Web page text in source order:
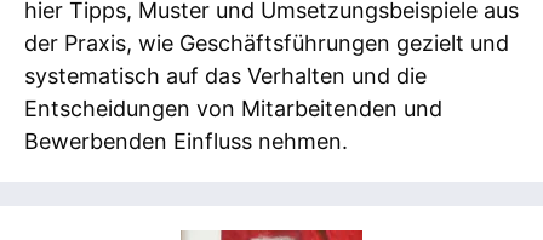
hier Tipps, Muster und Umsetzungsbeispiele aus
der Praxis, wie Geschäftsführungen gezielt und
systematisch auf das Verhalten und die
Entscheidungen von Mitarbeitenden und
Bewerbenden Einfluss nehmen.